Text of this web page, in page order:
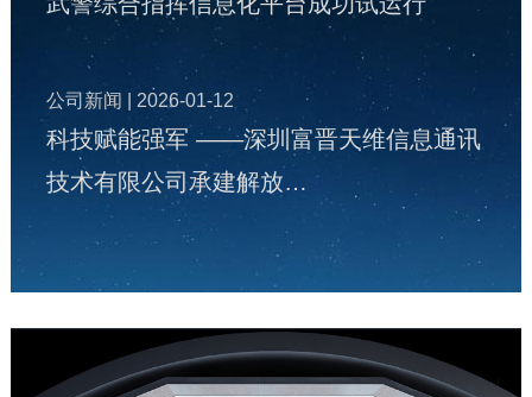
公司新闻 | 2026-01-12
科技赋能强军 ——深圳富晋天维信息通讯
技术有限公司承建解放…
公司新闻
富晋天维公司承建某地智慧国防动员（人
防）指挥信息化平台投入…